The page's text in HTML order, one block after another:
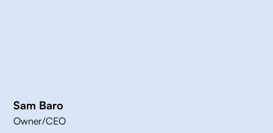
Sam Baro
Owner/CEO